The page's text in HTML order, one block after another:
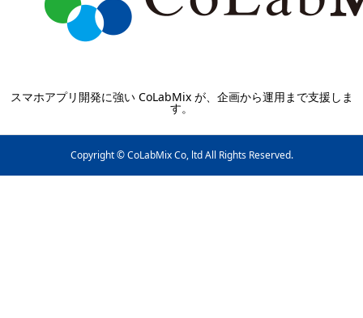
スマホアプリ開発に強い CoLabMix が、企画から運用まで支援しま
す。
Copyright © CoLabMix Co, ltd All Rights Reserved.